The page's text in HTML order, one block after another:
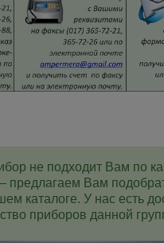
не подходит Вам по
предлагаем Вам
каталоге. У нас есть
приборов данной